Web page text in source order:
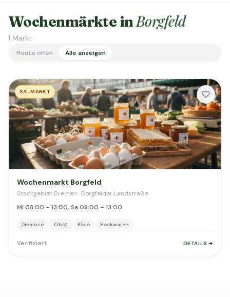
Wochenmärkte inBorgfeld
1 Markt
Heute offen Alle anzeigen
SA-MARKT
Wochenmarkt Borgfeld
Stadtgebiet Bremen · Borgfelder Landstraße
Mi 08:00 – 13:00, Sa 08:00 – 13:00
Gemüse Obst Käse Backwaren
Verifiziert DETAILS ➔